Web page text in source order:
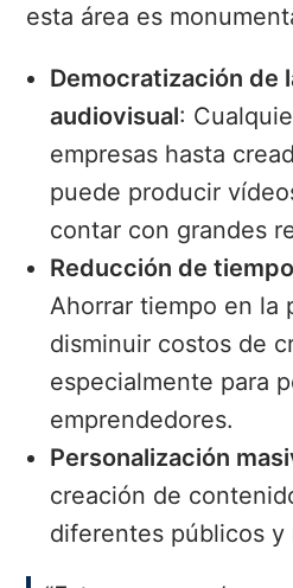
esta área es
Democratización de
audiovisual:
empresas hasta
puede producir
contar con grandes
Reducción de
Ahorrar tiempo en la
disminuir costos de
especialmente para
emprendedores.
Personalización
creación de
diferentes públicos y